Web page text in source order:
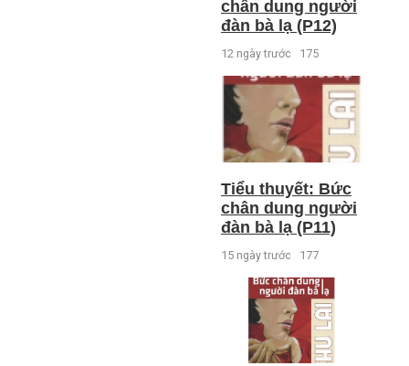
chân dung người
đàn bà lạ (P12)
12 ngày trước 175
Tiểu thuyết: Bức
chân dung người
đàn bà lạ (P11)
15 ngày trước 177